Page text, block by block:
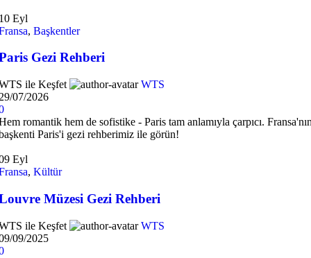
Eyl
, Başkentler
Gezi Rehberi
ile Keşfet
WTS
07/2026
romantik hem de sofistike - Paris tam anlamıyla çarpıcı.
Paris'i gezi rehberimiz ile görün!
Eyl
, Kültür
Müzesi Gezi Rehberi
ile Keşfet
WTS
09/2025